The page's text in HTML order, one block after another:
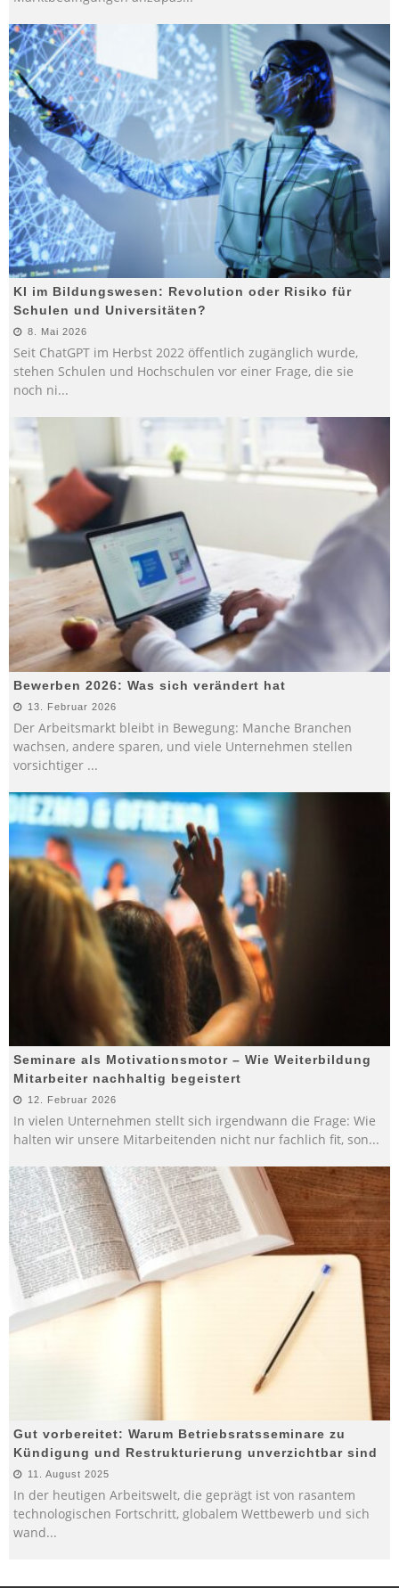
KI im Bildungswesen: Revolution oder Risiko für
Schulen und Universitäten?
8. Mai 2026
Seit ChatGPT im Herbst 2022 öffentlich zugänglich wurde,
stehen Schulen und Hochschulen vor einer Frage, die sie
noch ni...
Bewerben 2026: Was sich verändert hat
13. Februar 2026
Der Arbeitsmarkt bleibt in Bewegung: Manche Branchen
wachsen, andere sparen, und viele Unternehmen stellen
vorsichtiger ...
Seminare als Motivationsmotor – Wie Weiterbildung
Mitarbeiter nachhaltig begeistert
12. Februar 2026
In vielen Unternehmen stellt sich irgendwann die Frage: Wie
halten wir unsere Mitarbeitenden nicht nur fachlich fit, son...
Gut vorbereitet: Warum Betriebsratsseminare zu
Kündigung und Restrukturierung unverzichtbar sind
11. August 2025
In der heutigen Arbeitswelt, die geprägt ist von rasantem
technologischen Fortschritt, globalem Wettbewerb und sich
wand...